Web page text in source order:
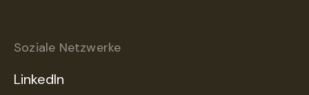
Soziale Netzwerke
LinkedIn